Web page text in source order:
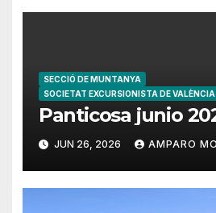
SECCIÓ DE MUNTANYA
SOCIETAT EXCURSIONISTA DE
Panticosa junio
JUN 26, 2026 AMPARO